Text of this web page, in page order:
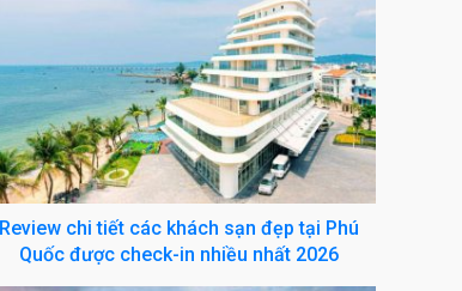
Review chi tiết các khách sạn đẹp tại Phú
Quốc được check-in nhiều nhất 2026